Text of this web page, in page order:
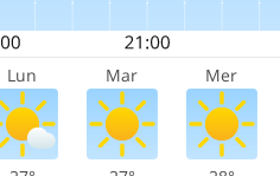
Lun Mar Mer